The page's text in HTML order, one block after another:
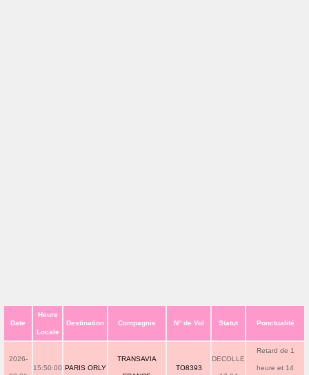
Date
Heure
Locale
Destination Compagnie N° de Vol Statut Ponctualité
2026-
15:50:00 PARIS ORLY
TRANSAVIA
TO8393
DECOLLE
Retard de 1
heure et 14